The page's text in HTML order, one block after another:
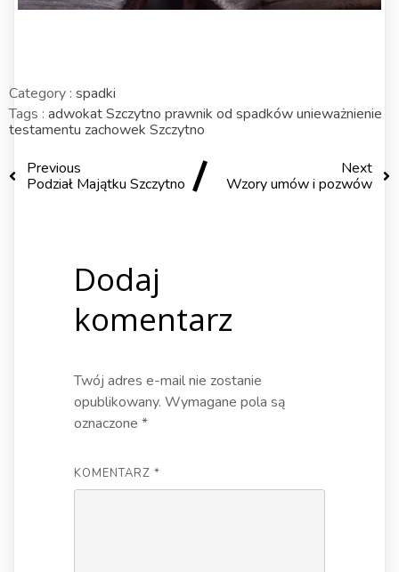
Category : spadki
Tags : adwokat Szczytno prawnik od spadkówunieważnienie
testamentu zachowek Szczytno
Previous
Podział Majątku Szczytno
Next
Wzory umów i pozwów
Dodaj
komentarz
Twój adres e-mail nie zostanie
opublikowany. Wymagane pola są
oznaczone *
KOMENTARZ *